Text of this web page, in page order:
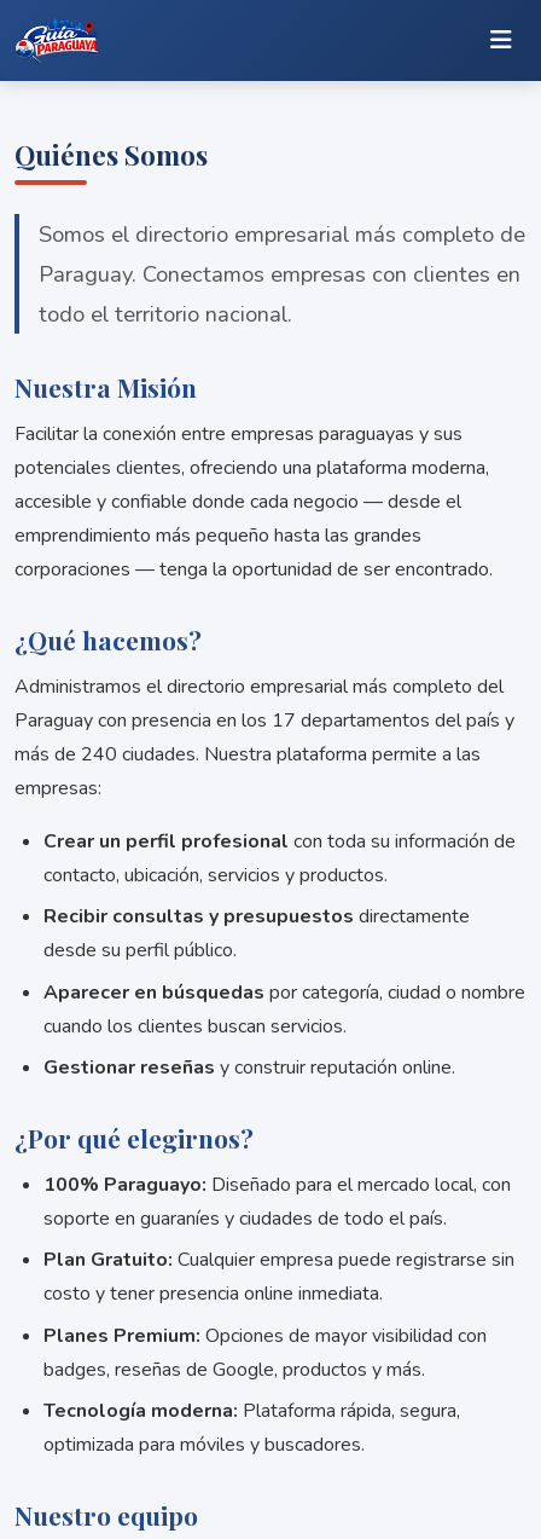
Quiénes Somos
Somos el directorio empresarial más completo de
Paraguay. Conectamos empresas con clientes en
todo el territorio nacional.
Nuestra Misión
Facilitar la conexión entre empresas paraguayas y sus
potenciales clientes, ofreciendo una plataforma moderna,
accesible y confiable donde cada negocio — desde el
emprendimiento más pequeño hasta las grandes
corporaciones — tenga la oportunidad de ser encontrado.
¿Qué hacemos?
Administramos el directorio empresarial más completo del
Paraguay con presencia en los 17 departamentos del país y
más de 240 ciudades. Nuestra plataforma permite a las
empresas:
Crear un perfil profesional con toda su información de
contacto, ubicación, servicios y productos.
Recibir consultas y presupuestos directamente
desde su perfil público.
Aparecer en búsquedas por categoría, ciudad o nombre
cuando los clientes buscan servicios.
Gestionar reseñas y construir reputación online.
¿Por qué elegirnos?
100% Paraguayo: Diseñado para el mercado local, con
soporte en guaraníes y ciudades de todo el país.
Plan Gratuito: Cualquier empresa puede registrarse sin
costo y tener presencia online inmediata.
Planes Premium: Opciones de mayor visibilidad con
badges, reseñas de Google, productos y más.
Tecnología moderna: Plataforma rápida, segura,
optimizada para móviles y buscadores.
Nuestro equipo